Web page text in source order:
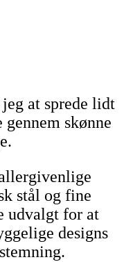
at sprede lidt
skønne
stål og fine
udvalgt for at
designs